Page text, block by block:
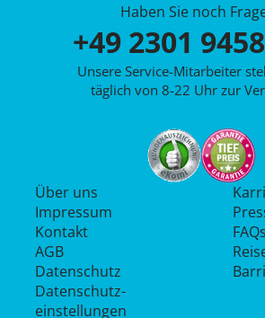
Haben Sie noch
+49 2301
Unsere Service-Mitarbeiter
täglich von 8-22 Uhr zur
Über uns
Impressum
Kontakt
AGB
Datenschutz
Datenschutz­
einstellungen
FAQs